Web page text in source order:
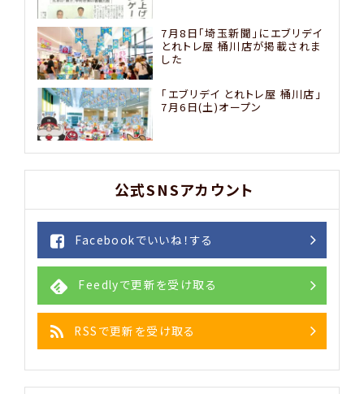
7月8日「埼玉新聞」にエブリデイ
とれトレ屋 桶川店が掲載されま
した
「エブリデイ とれトレ屋 桶川店」
7月6日(土)オープン
公式SNSアカウント
Facebookでいいね！する
Feedlyで更新を受け取る
RSSで更新を受け取る